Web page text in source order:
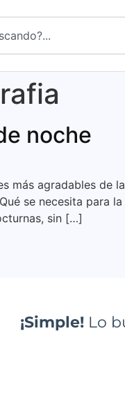
noche
más agradables de
se necesita para
sin […]
¡Simple!Lo